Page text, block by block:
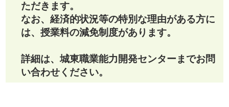
ただきます。
なお、経済的状況等の特別な理由がある方に
は、 授業料の減免制度があります。
詳細は、城東職業能力開発センターまでお問
い合わせください。